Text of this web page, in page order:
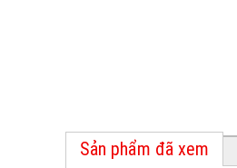
Sản phẩm đã xem